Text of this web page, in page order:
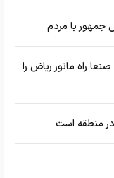
با مردم
راه مانور ریاض را
در منطقه است